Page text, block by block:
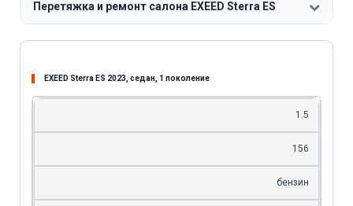
Перетяжка и ремонт салона EXEED Sterra ES
EXEED Sterra ES 2023, седан, 1 поколение
1.5
156
бензин